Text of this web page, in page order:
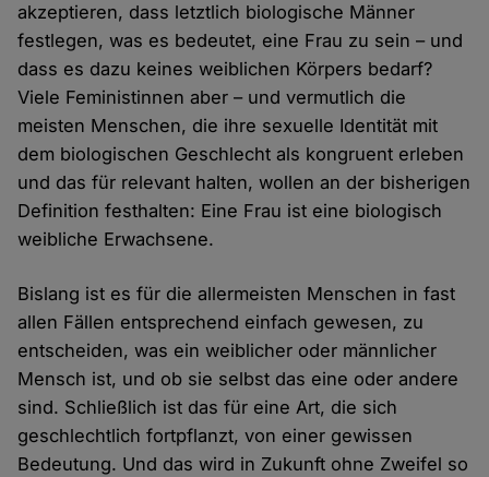
akzeptieren, dass letztlich biologische Männer
festlegen, was es bedeutet, eine Frau zu sein – und
dass es dazu keines weiblichen Körpers bedarf?
Viele Feministinnen aber – und vermutlich die
meisten Menschen, die ihre sexuelle Identität mit
dem biologischen Geschlecht als kongruent erleben
und das für relevant halten, wollen an der bisherigen
Definition festhalten: Eine Frau ist eine biologisch
weibliche Erwachsene.
Bislang ist es für die allermeisten Menschen in fast
allen Fällen entsprechend einfach gewesen, zu
entscheiden, was ein weiblicher oder männlicher
Mensch ist, und ob sie selbst das eine oder andere
sind. Schließlich ist das für eine Art, die sich
geschlechtlich fortpflanzt, von einer gewissen
Bedeutung. Und das wird in Zukunft ohne Zweifel so